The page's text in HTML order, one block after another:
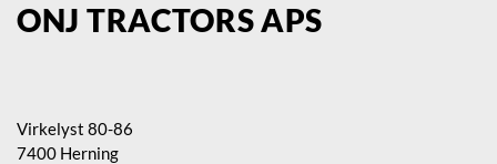
ONJ TRACTORS APS
Virkelyst 80-86
7400 Herning